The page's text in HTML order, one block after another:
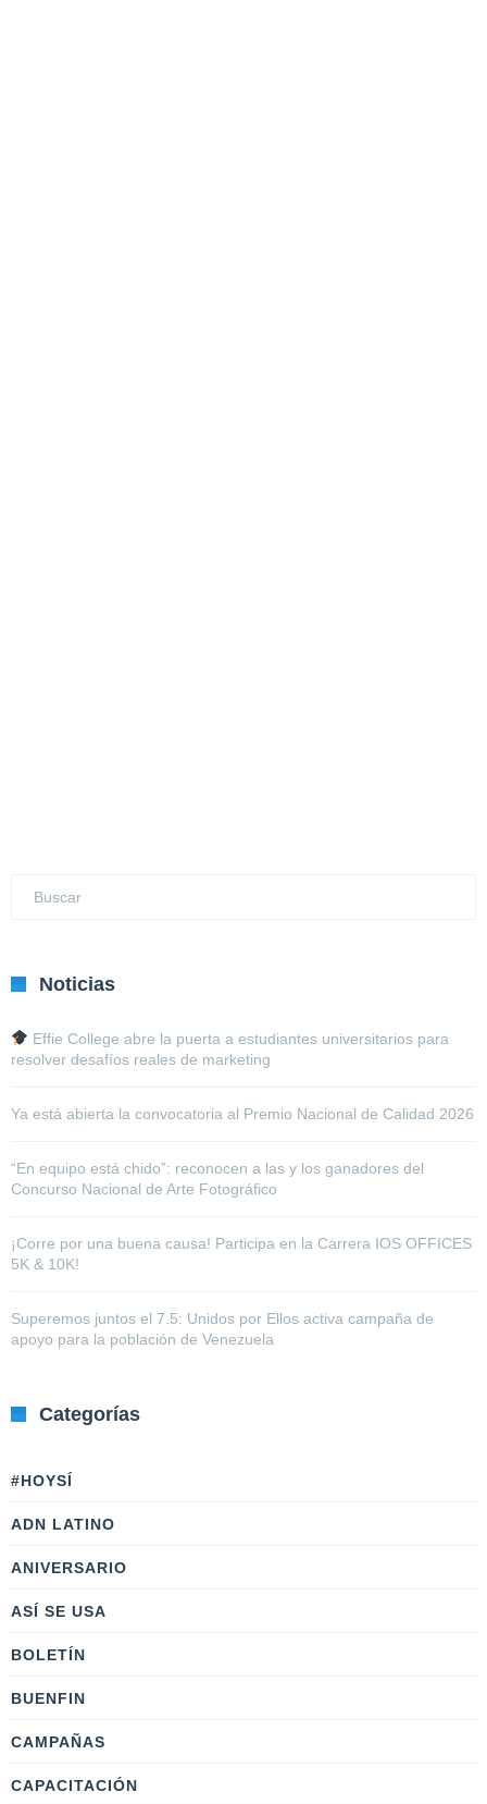
Noticias
Effie College abre la puerta a estudiantes universitarios para
resolver desafíos reales de marketing
Ya está abierta la convocatoria al Premio Nacional de Calidad 2026
“En equipo está chido”: reconocen a las y los ganadores del
Concurso Nacional de Arte Fotográfico
¡Corre por una buena causa! Participa en la Carrera IOS OFFICES
5K & 10K!
Superemos juntos el 7.5: Unidos por Ellos activa campaña de
apoyo para la población de Venezuela
Categorías
#HOYSÍ
ADN LATINO
ANIVERSARIO
ASÍ SE USA
BOLETÍN
BUENFIN
CAMPAÑAS
CAPACITACIÓN